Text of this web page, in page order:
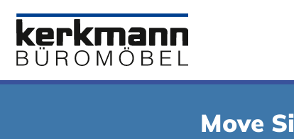
Move